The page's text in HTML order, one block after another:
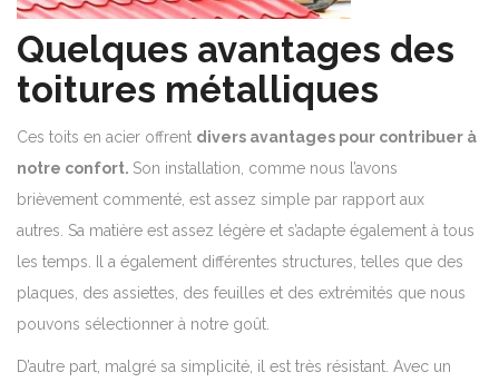
Quelques avantages des
toitures métalliques
Ces toits en acier offrent divers avantages pour contribuer à
notre confort. Son installation, comme nous l’avons
brièvement commenté, est assez simple par rapport aux
autres. Sa matière est assez légère et s’adapte également à tous
les temps. Il a également différentes structures, telles que des
plaques, des assiettes, des feuilles et des extrémités que nous
pouvons sélectionner à notre goût.
D’autre part, malgré sa simplicité, il est très résistant. Avec un